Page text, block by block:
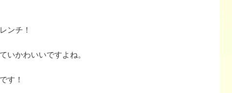
ンチ！
いかわいいですよね。
す！